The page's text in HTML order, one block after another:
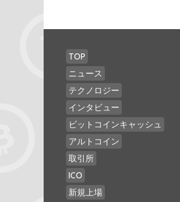
TOP
ニュース
テクノロジー
インタビュー
ビットコインキャッシュ
アルトコイン
取引所
ICO
新規上場